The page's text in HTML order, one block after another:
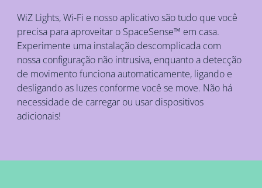
WiZ Lights, Wi-Fi e nosso aplicativo são tudo que você
precisa para aproveitar o SpaceSense™ em casa.
Experimente uma instalação descomplicada com
nossa configuração não intrusiva, enquanto a detecção
de movimento funciona automaticamente, ligando e
desligando as luzes conforme você se move. Não há
necessidade de carregar ou usar dispositivos
adicionais!